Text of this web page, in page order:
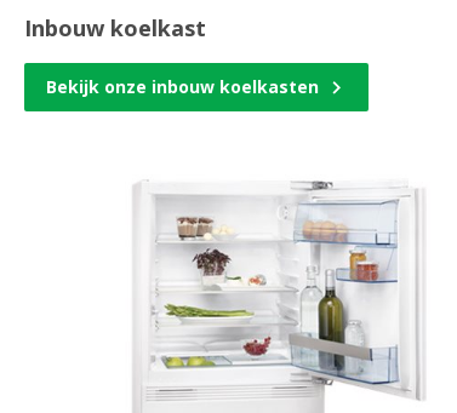
Inbouw koelkast
Bekijk onze inbouw koelkasten